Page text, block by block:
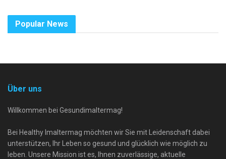
Popular News
Über uns
Willkommen bei Gesundimaltermag!
Bei Healthy Imaltermag möchten wir Sie mit Leidenschaft dabei
unterstützen, Ihr Leben so gesund und glücklich wie möglich zu
leben. Unsere Mission ist es, Ihnen zuverlässige, aktuelle